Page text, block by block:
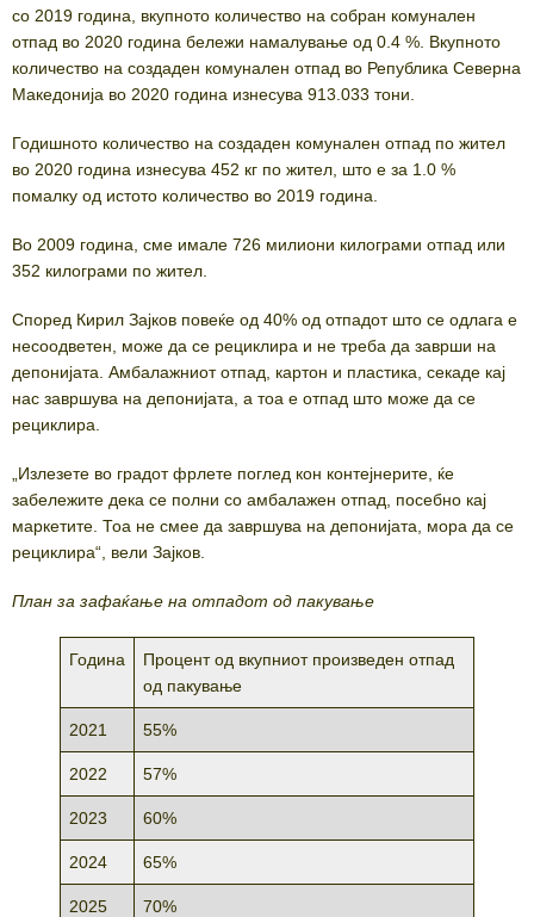
со 2019 година, вкупното количество на собран комунален
отпад во 2020 година бележи намалување од 0.4 %. Вкупното
количество на создаден комунален отпад во Република Северна
Македонија во 2020 година изнесува 913.033 тони.
Годишното количество на создаден комунален отпад по жител
во 2020 година изнесува 452 кг по жител, што е за 1.0 %
помалку од истото количество во 2019 година.
Во 2009 година, сме имале 726 милиони килограми отпад или
352 килограми по жител.
Според Кирил Зајков повеќе од 40% од отпадот што се одлага е
несоодветен, може да се рециклира и не треба да заврши на
депонијата. Амбалажниот отпад, картон и пластика, секаде кај
нас завршува на депонијата, а тоа е отпад што може да се
рециклира.
„Излезете во градот фрлете поглед кон контејнерите, ќе
забележите дека се полни со амбалажен отпад, посебно кај
маркетите. Тоа не смее да завршува на депонијата, мора да се
рециклира“, вели Зајков.
План за зафаќање на отпадот од пакување
Година
Процент од вкупниот произведен отпад
од пакување
2021 55%
2022 57%
2023 60%
2024 65%
2025 70%